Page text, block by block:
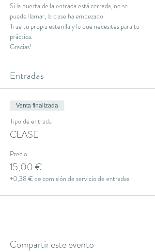
Si la puerta de la entrada está cerrada, no se
puede llamar, la clase ha empezado.
Trae tu propia esterilla y lo que necesites para tu
práctica.
Gracias!
Entradas
Venta finalizada
Tipo de entrada
CLASE
Precio
15,00 €
+0,38 € de comisión de servicio de entradas
Compartir este evento